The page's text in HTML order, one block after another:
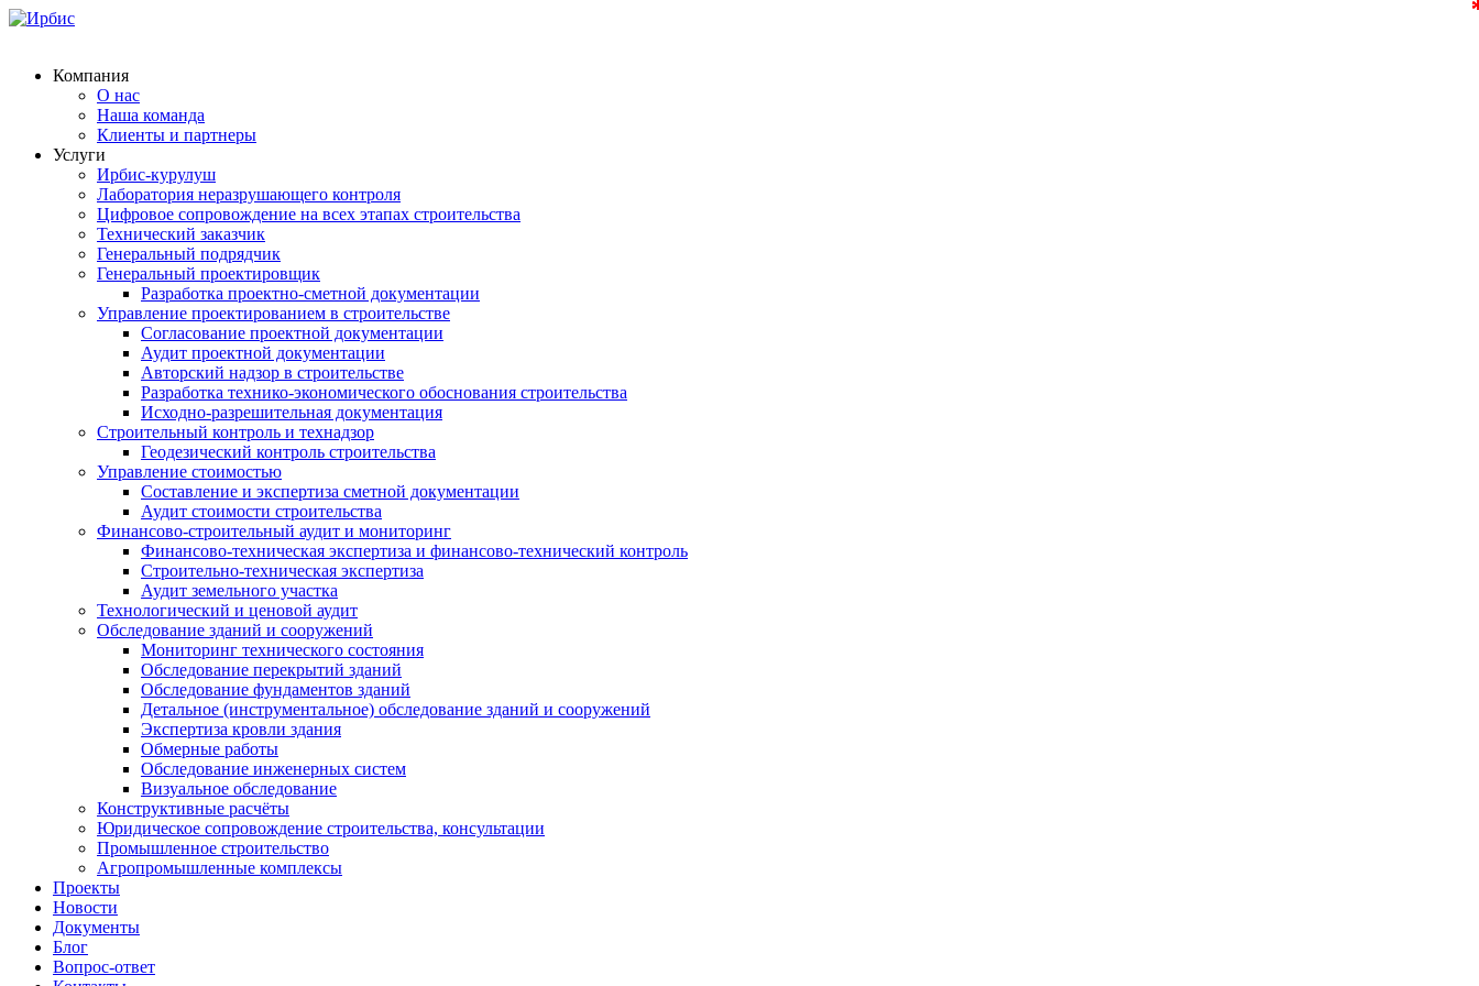
Компания
О нас
Наша команда
Клиенты и партнеры
Услуги
Ирбис-курулуш
Лаборатория неразрушающего контроля
Цифровое сопровождение на всех этапах строительства
Технический заказчик
Генеральный подрядчик
Генеральный проектировщик
Разработка проектно-сметной документации
Управление проектированием в строительстве
Согласование проектной документации
Аудит проектной документации
Авторский надзор в строительстве
Разработка технико-экономического обоснования строительства
Исходно-разрешительная документация
Строительный контроль и технадзор
Геодезический контроль строительства
Управление стоимостью
Составление и экспертиза сметной документации
Аудит стоимости строительства
Финансово-строительный аудит и мониторинг
Финансово-техническая экспертиза и финансово-технический контроль
Строительно-техническая экспертиза
Аудит земельного участка
Технологический и ценовой аудит
Обследование зданий и сооружений
Мониторинг технического состояния
Обследование перекрытий зданий
Обследование фундаментов зданий
Детальное (инструментальное) обследование зданий и сооружений
Экспертиза кровли здания
Обмерные работы
Обследование инженерных систем
Визуальное обследование
Конструктивные расчёты
Юридическое сопровождение строительства, консультации
Промышленное строительство
Агропромышленные комплексы
Проекты
Новости
Документы
Блог
Вопрос-ответ